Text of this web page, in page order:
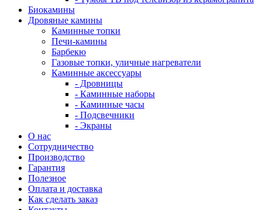
Биокамины
Дровяные камины
Каминные топки
Печи-камины
Барбекю
Газовые топки, уличные нагреватели
Каминные аксессуары
- Дровницы
- Каминные наборы
- Каминные часы
- Подсвечники
- Экраны
О нас
Сотрудничество
Производство
Гарантия
Полезное
Оплата и доставка
Как сделать заказ